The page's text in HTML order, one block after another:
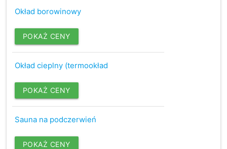
Okład borowinowy
POKAŻ CENY
Okład cieplny (termookład
POKAŻ CENY
Sauna na podczerwień
POKAŻ CENY